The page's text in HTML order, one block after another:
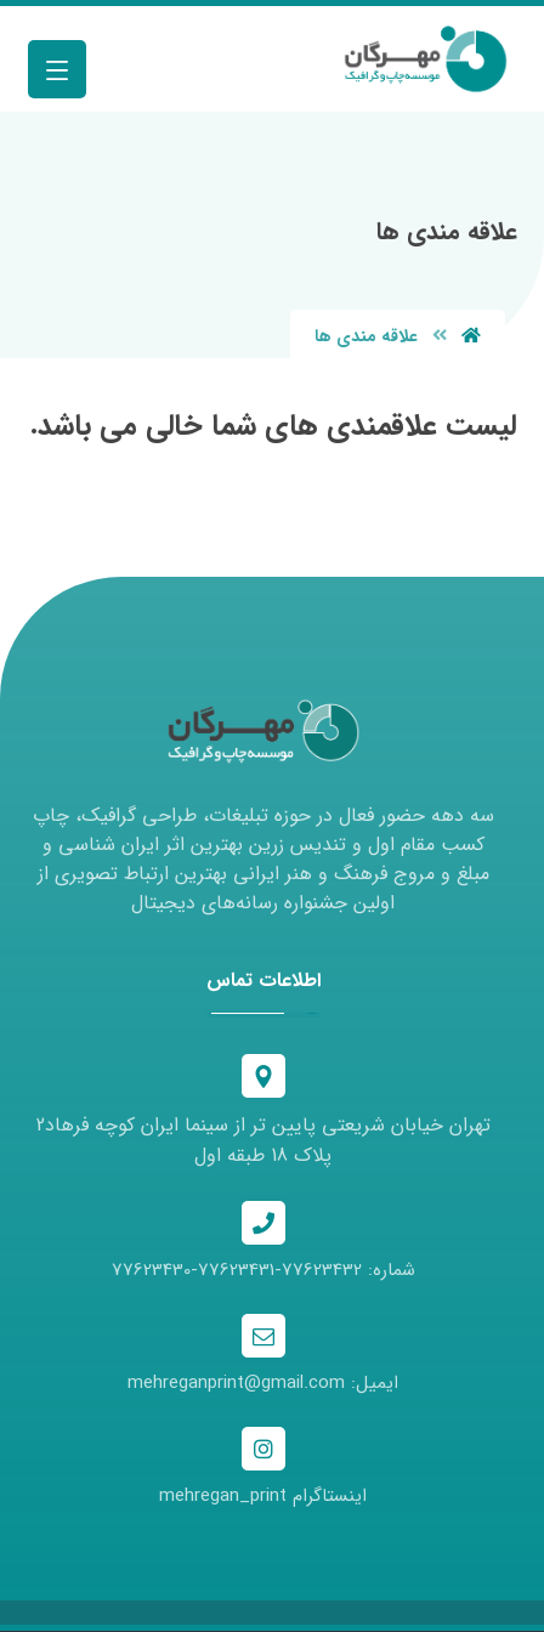
علاقه مندی ها
علاقه مندی ها
لیست علاقمندی های شما خالی می باشد.
سه دهه حضور فعال در حوزه تبلیغات، طراحی گرافیک، چاپ
کسب مقام اول و تندیس زرین بهترین اثر ایران شناسی و
مبلغ و مروج فرهنگ و هنر ایرانی بهترین ارتباط تصویری از
اولین جشنواره رسانه‌های دیجیتال
اطلاعات تماس
تهران خیابان شریعتی پایین تر از سینما ایران کوچه فرهاد2
پلاک 18 طبقه اول
شماره: 77623432-77623431-77623430
ایمیل: mehreganprint@gmail.com
اینستاگرام mehregan_print